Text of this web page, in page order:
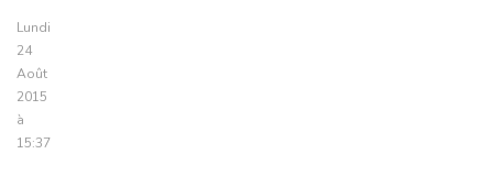
Lundi
24
Août
2015
à
15:37